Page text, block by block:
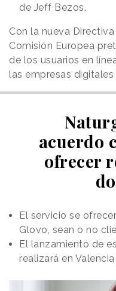
de Jeff Bezos.
Con la nueva
Comisión Europea
de los usuarios en
las empresas digitales
acuerdo
ofrecer
El servicio se
Glovo, sean o no
El lanzamiento de
realizará en